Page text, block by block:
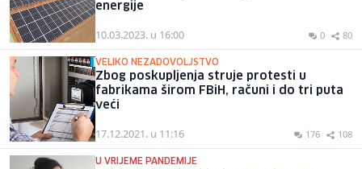
energije
10.03.2023. u 16:00 0 80
VELIKO NEZADOVOLJSTVO
Zbog poskupljenja struje protesti u
fabrikama širom FBiH, računi i do tri puta
veći
17.12.2021. u 11:16 176 108
U VRIJEME PANDEMIJE